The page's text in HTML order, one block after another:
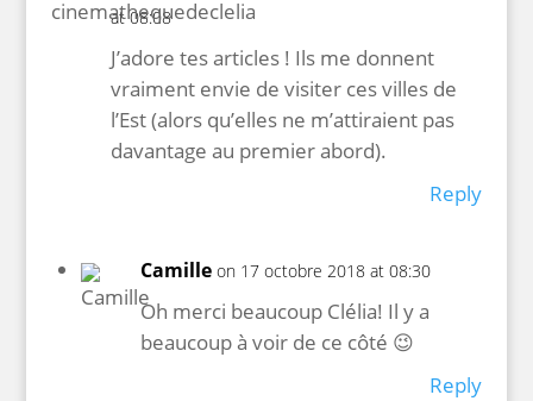
at 08:08
J’adore tes articles ! Ils me donnent
vraiment envie de visiter ces villes de
l’Est (alors qu’elles ne m’attiraient pas
davantage au premier abord).
Reply
Camille on 17 octobre 2018 at 08:30
Oh merci beaucoup Clélia! Il y a
beaucoup à voir de ce côté 😉
Reply